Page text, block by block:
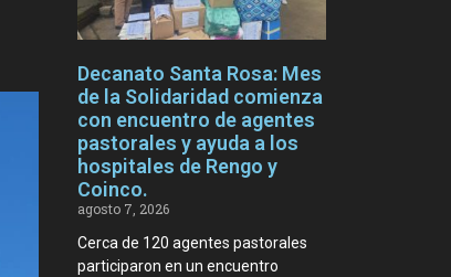
Decanato Santa Rosa: Mes
de la Solidaridad comienza
con encuentro de agentes
pastorales y ayuda a los
hospitales de Rengo y
Coinco.
agosto 7, 2026
Cerca de 120 agentes pastorales
participaron en un encuentro